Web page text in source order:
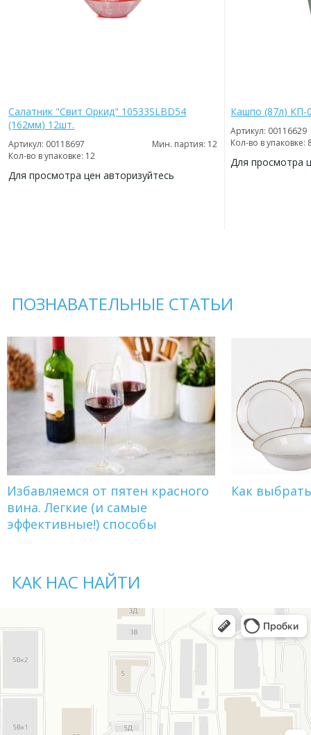
Салатник "Свит Оркид" 10533SLBD54
(162мм) 12шт.
Артикул: 00118697
Мин. партия: 12
Кол-во в упаковке: 12
Для просмотра цен авторизуйтесь
Кашпо (87л) КП-
Артикул: 00116629
Кол-во в упаковке:
Для просмотра
ПОЗНАВАТЕЛЬНЫЕ СТАТЬИ
Избавляемся от пятен красного
вина. Легкие (и самые
эффективные!) способы
Как
КАК НАС НАЙТИ